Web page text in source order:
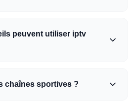
peuvent utiliser iptv
chaînes sportives ?